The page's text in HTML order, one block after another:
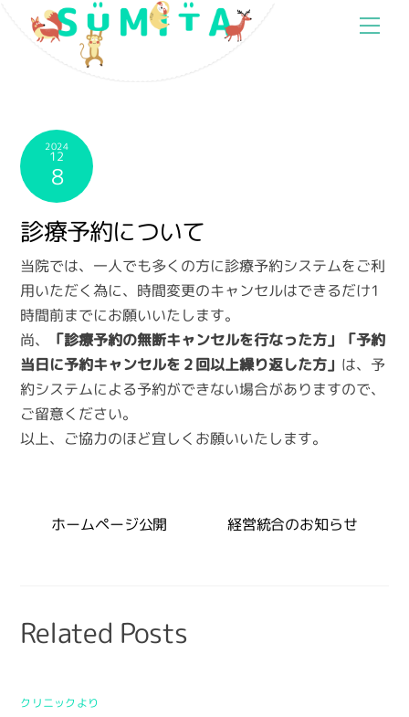
2024
12
8
診療予約について
当院では、一人でも多くの方に診療予約システムをご利
用いただく為に、時間変更のキャンセルはできるだけ1
時間前までにお願いいたします。
尚、
「診療予約の無断キャンセルを行なった方」「予約
当日に予約キャンセルを２回以上繰り返した方」 は、予
約システムによる予約ができない場合がありますので、
ご留意ください。
以上、ご協力のほど宜しくお願いいたします。
ホームページ公開 経営統合のお知らせ
Related Posts
クリニックより